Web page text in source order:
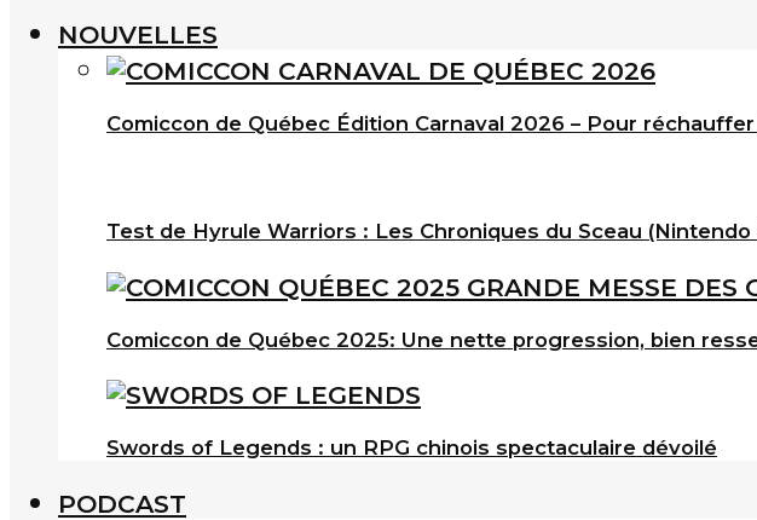
NOUVELLES
Comiccon de Québec Édition Carnaval 2026 – Pour
Test de Hyrule Warriors : Les Chroniques du Sceau (Nintendo
Comiccon de Québec 2025: Une nette progression, bien
Swords of Legends : un RPG chinois spectaculaire dévoilé
PODCAST